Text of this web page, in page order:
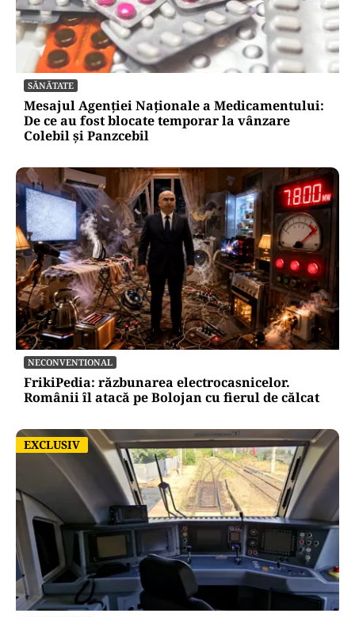
SĂNĂTATE
Mesajul Agenției Naționale a Medicamentului:
De ce au fost blocate temporar la vânzare
Colebil și Panzcebil
NECONVENTIONAL
FrikiPedia: răzbunarea electrocasnicelor.
Românii îl atacă pe Bolojan cu fierul de călcat
EXCLUSIV
EXCLUSIV